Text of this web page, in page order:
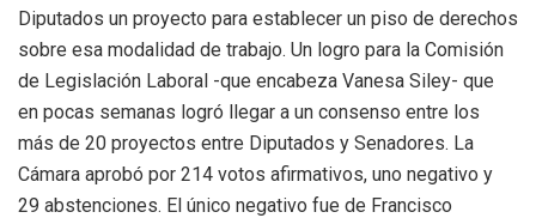
Diputados un proyecto para establecer un piso de derechos
sobre esa modalidad de trabajo. Un logro para la Comisión
de Legislación Laboral -que encabeza Vanesa Siley- que
en pocas semanas logró llegar a un consenso entre los
más de 20 proyectos entre Diputados y Senadores. La
Cámara aprobó por 214 votos afirmativos, uno negativo y
29 abstenciones. El único negativo fue de Francisco